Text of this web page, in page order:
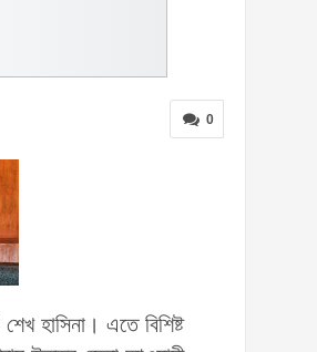
0
হাসিনা। এতে বিশিষ্ট